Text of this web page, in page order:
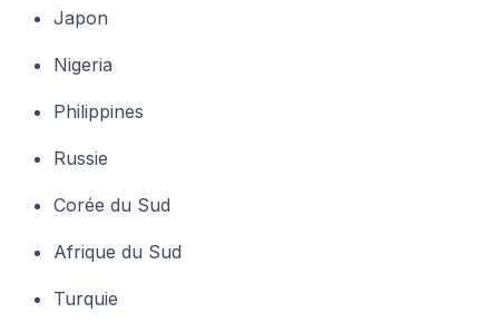
Japon
Nigeria
Philippines
Russie
Corée du Sud
Afrique du Sud
Turquie